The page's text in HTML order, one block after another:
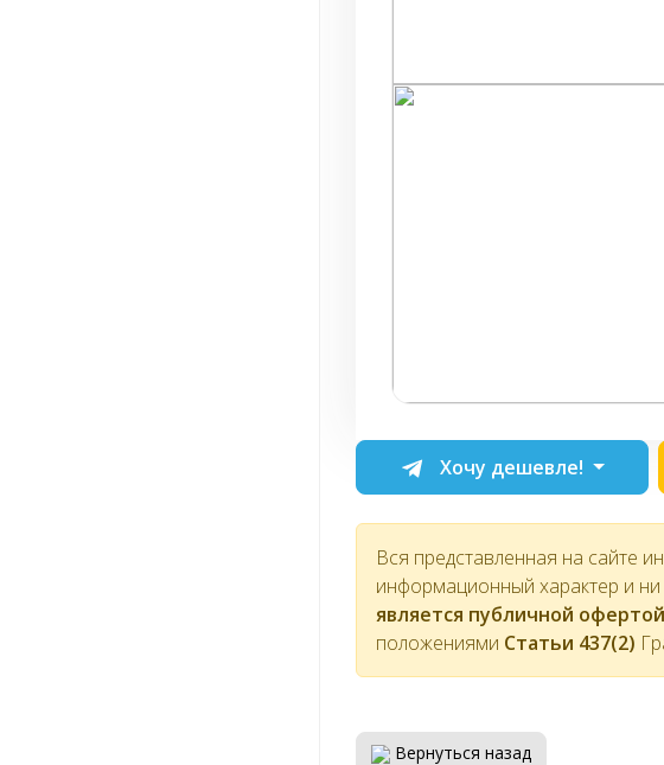
Хочу дешевле!
Вся представленная на сайте
информационный характер и ни
является публичной офертой
положениями Статьи 437(2)
Вернуться назад